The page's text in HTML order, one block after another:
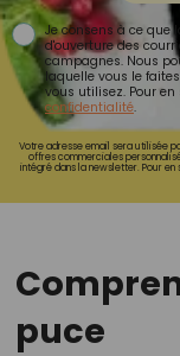
Je consens à ce que
d'ouverture des
campagnes. Nous
laquelle vous le
vous utilisez. Pour
confidentialité.
Votre adresse email sera utilisée
offres commerciales
intégré dans la newsletter. Pour
puce